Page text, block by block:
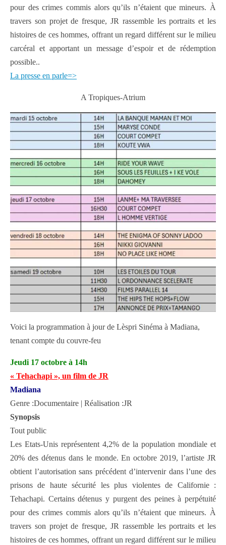
pour des crimes commis alors qu’ils n’étaient que mineurs. À
travers son projet de fresque, JR rassemble les portraits et les
histoires de ces hommes, offrant un regard différent sur le milieu
carcéral et apportant un message d’espoir et de rédemption
possible..
La presse en parle=>
A Tropiques-Atrium
Voici la programmation à jour de Lèspri Sinéma à Madiana,
tenant compte du couvre-feu
Jeudi 17 octobre à 14h
« Tehachapi », un film de JR
Madiana
Genre :Documentaire | Réalisation :JR
Synopsis
Tout public
Les Etats-Unis représentent 4,2% de la population mondiale et
20% des détenus dans le monde. En octobre 2019, l’artiste JR
obtient l’autorisation sans précédent d’intervenir dans l’une des
prisons de haute sécurité les plus violentes de Californie :
Tehachapi. Certains détenus y purgent des peines à perpétuité
pour des crimes commis alors qu’ils n’étaient que mineurs. À
travers son projet de fresque, JR rassemble les portraits et les
histoires de ces hommes, offrant un regard différent sur le milieu